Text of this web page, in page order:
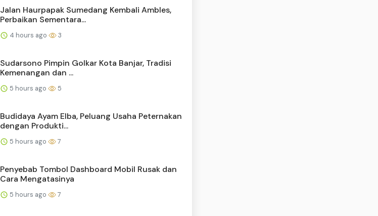
Jalan Haurpapak Sumedang Kembali Ambles,
Perbaikan Sementara...
4 hours ago 3
Sudarsono Pimpin Golkar Kota Banjar, Tradisi
Kemenangan dan ...
5 hours ago 5
Budidaya Ayam Elba, Peluang Usaha Peternakan
dengan Produkti...
5 hours ago 7
Penyebab Tombol Dashboard Mobil Rusak dan
Cara Mengatasinya
5 hours ago 7